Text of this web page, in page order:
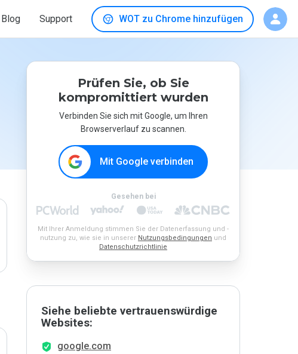
Blog Support WOT zu Chrome hinzufügen
Prüfen Sie, ob Sie
kompromittiert wurden
Verbinden Sie sich mit Google, um Ihren
Browserverlauf zu scannen.
Mit Google verbinden
Gesehen bei
Mit Ihrer Anmeldung stimmen Sie der Datenerfassung und -
nutzung zu, wie sie in unserer Nutzungsbedingungen und
Datenschutzrichtlinie
Siehe beliebte vertrauenswürdige
Websites:
google.com